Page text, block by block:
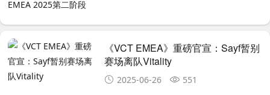
《VCT EMEA》重磅官宣：Sayf暂别
赛场离队Vitality
2025-06-26 551